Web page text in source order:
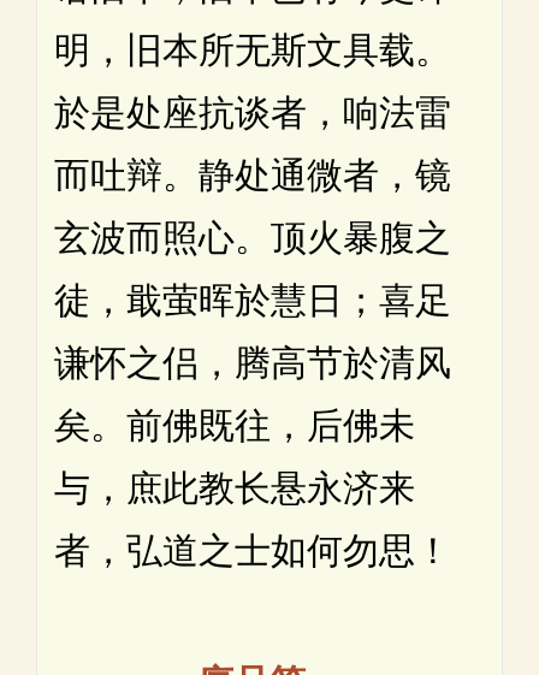
明，旧本所无斯文具载。
於是处座抗谈者，响法雷
而吐辩。静处通微者，镜
玄波而照心。顶火暴腹之
徒，戢萤晖於慧日；喜足
谦怀之侣，腾高节於清风
矣。前佛既往，后佛未
与，庶此教长悬永济来
者，弘道之士如何勿思！